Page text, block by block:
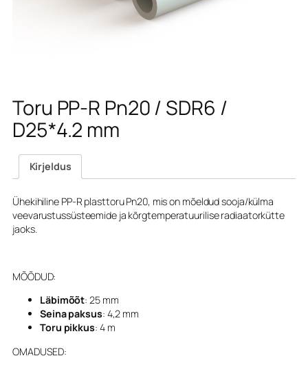
Toru PP-R Pn20 / SDR6 /
D25*4.2 mm
Kirjeldus
Ühekihiline PP-R plasttoru Pn20, mis on mõeldud sooja/külma
veevarustussüsteemide ja kõrgtemperatuurilise radiaatorkütte
jaoks.
MÕÕDUD:
Läbimõõt: 25 mm
Seina paksus: 4,2 mm
Toru pikkus: 4 m
OMADUSED: